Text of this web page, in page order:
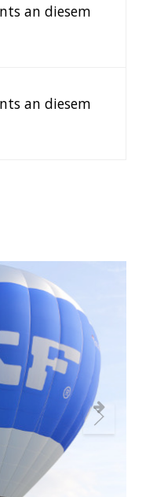
an diesem
an diesem